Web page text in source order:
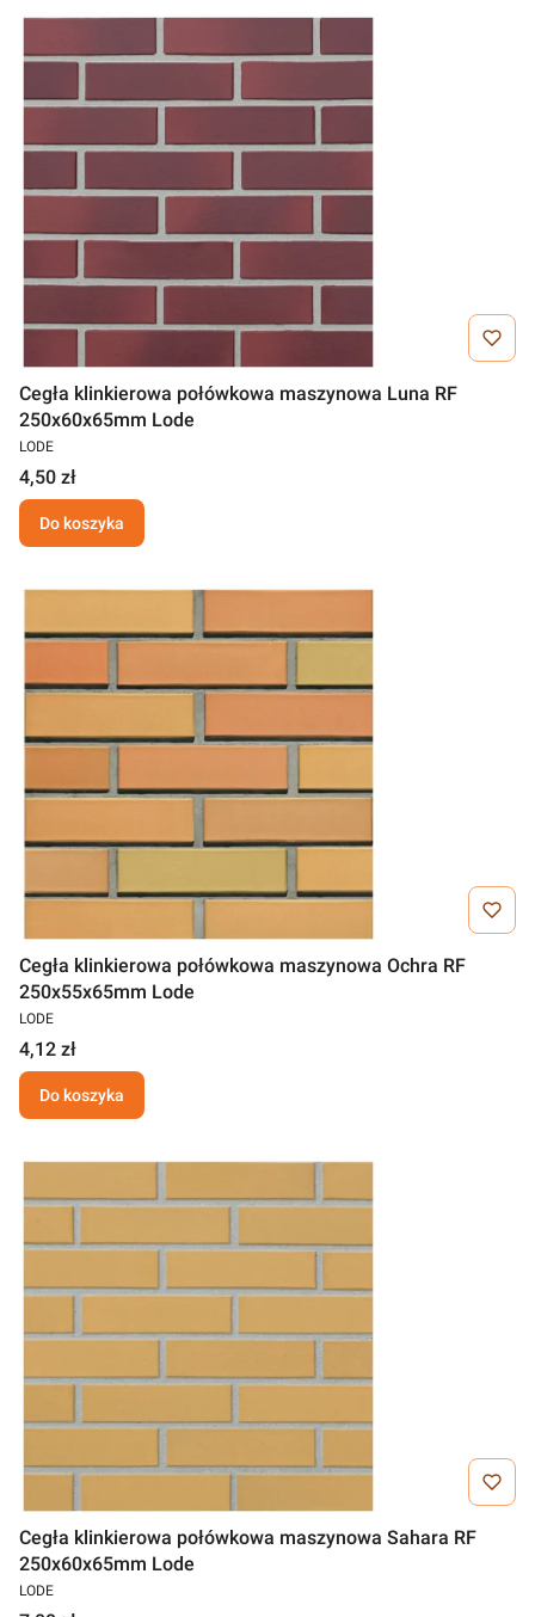
Cegła klinkierowa połówkowa maszynowa Luna RF
250x60x65mm Lode
LODE
4,50 zł
Do koszyka
Cegła klinkierowa połówkowa maszynowa Ochra RF
250x55x65mm Lode
LODE
4,12 zł
Do koszyka
Cegła klinkierowa połówkowa maszynowa Sahara RF
250x60x65mm Lode
LODE